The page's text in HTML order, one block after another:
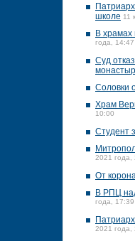
школе 11
В
года, 14:47
Суд
Соловки
Храм
10:00
Студент
2021 года,
От
В РПЦ
года, 17:39
2021 года,